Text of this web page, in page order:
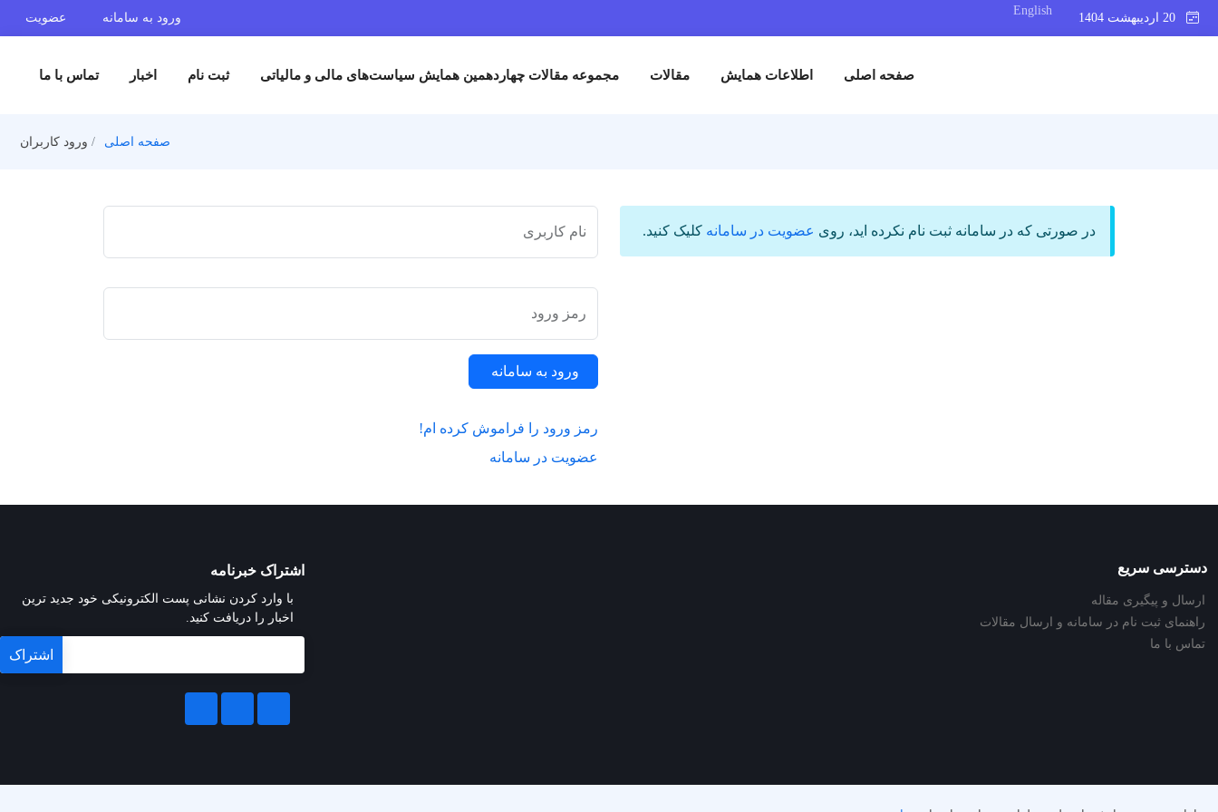
English
ورود به سامانه عضویت
صفحه اصلی اطلاعات همایش مقالات مجموعه مقالات چهاردهمین همایش سیاست‌های مالی و مالیاتی ثبت نام اخبار تماس با ما
صفحه اصلی ورود کاربران
در صورتی که در سامانه ثبت نام نکرده اید، روی عضویت در سامانه کلیک کنید. نام کاربری
رمز ورود
ورود به سامانه
رمز ورود را فراموش کرده ام!
عضویت در سامانه
دسترسی سریع
ارسال و پیگیری مقاله
راهنمای ثبت نام در سامانه و ارسال مقالات
تماس با ما
اشتراک خبرنامه
با وارد کردن نشانی پست الکترونیکی خود جدید ترین
اخبار را دریافت کنید.